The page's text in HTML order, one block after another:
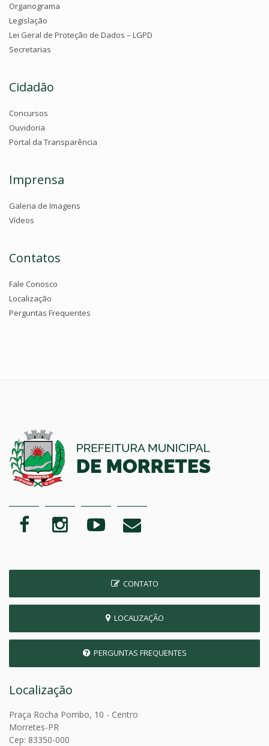
Organograma
Legislação
Lei Geral de Proteção de Dados – LGPD
Secretarias
Cidadão
Concursos
Ouvidoria
Portal da Transparência
Imprensa
Galeria de Imagens
Vídeos
Contatos
Fale Conosco
Localização
Perguntas Frequentes
CONTATO
LOCALIZAÇÃO
PERGUNTAS FREQUENTES
Localização
Praça Rocha Pombo, 10 - Centro
Morretes-PR
Cep: 83350-000